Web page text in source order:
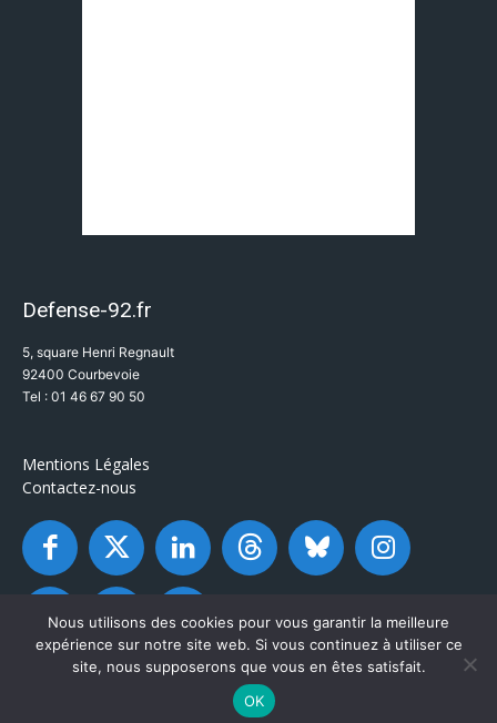
Defense-92.fr
5, square Henri Regnault
92400 Courbevoie
Tel : 01 46 67 90 50
Mentions Légales
Contactez-nous
© Defense-92.fr - Tous droits réservés 2003 / 2026
Nous utilisons des cookies pour vous garantir la meilleure
expérience sur notre site web. Si vous continuez à utiliser ce
site, nous supposerons que vous en êtes satisfait.
OK